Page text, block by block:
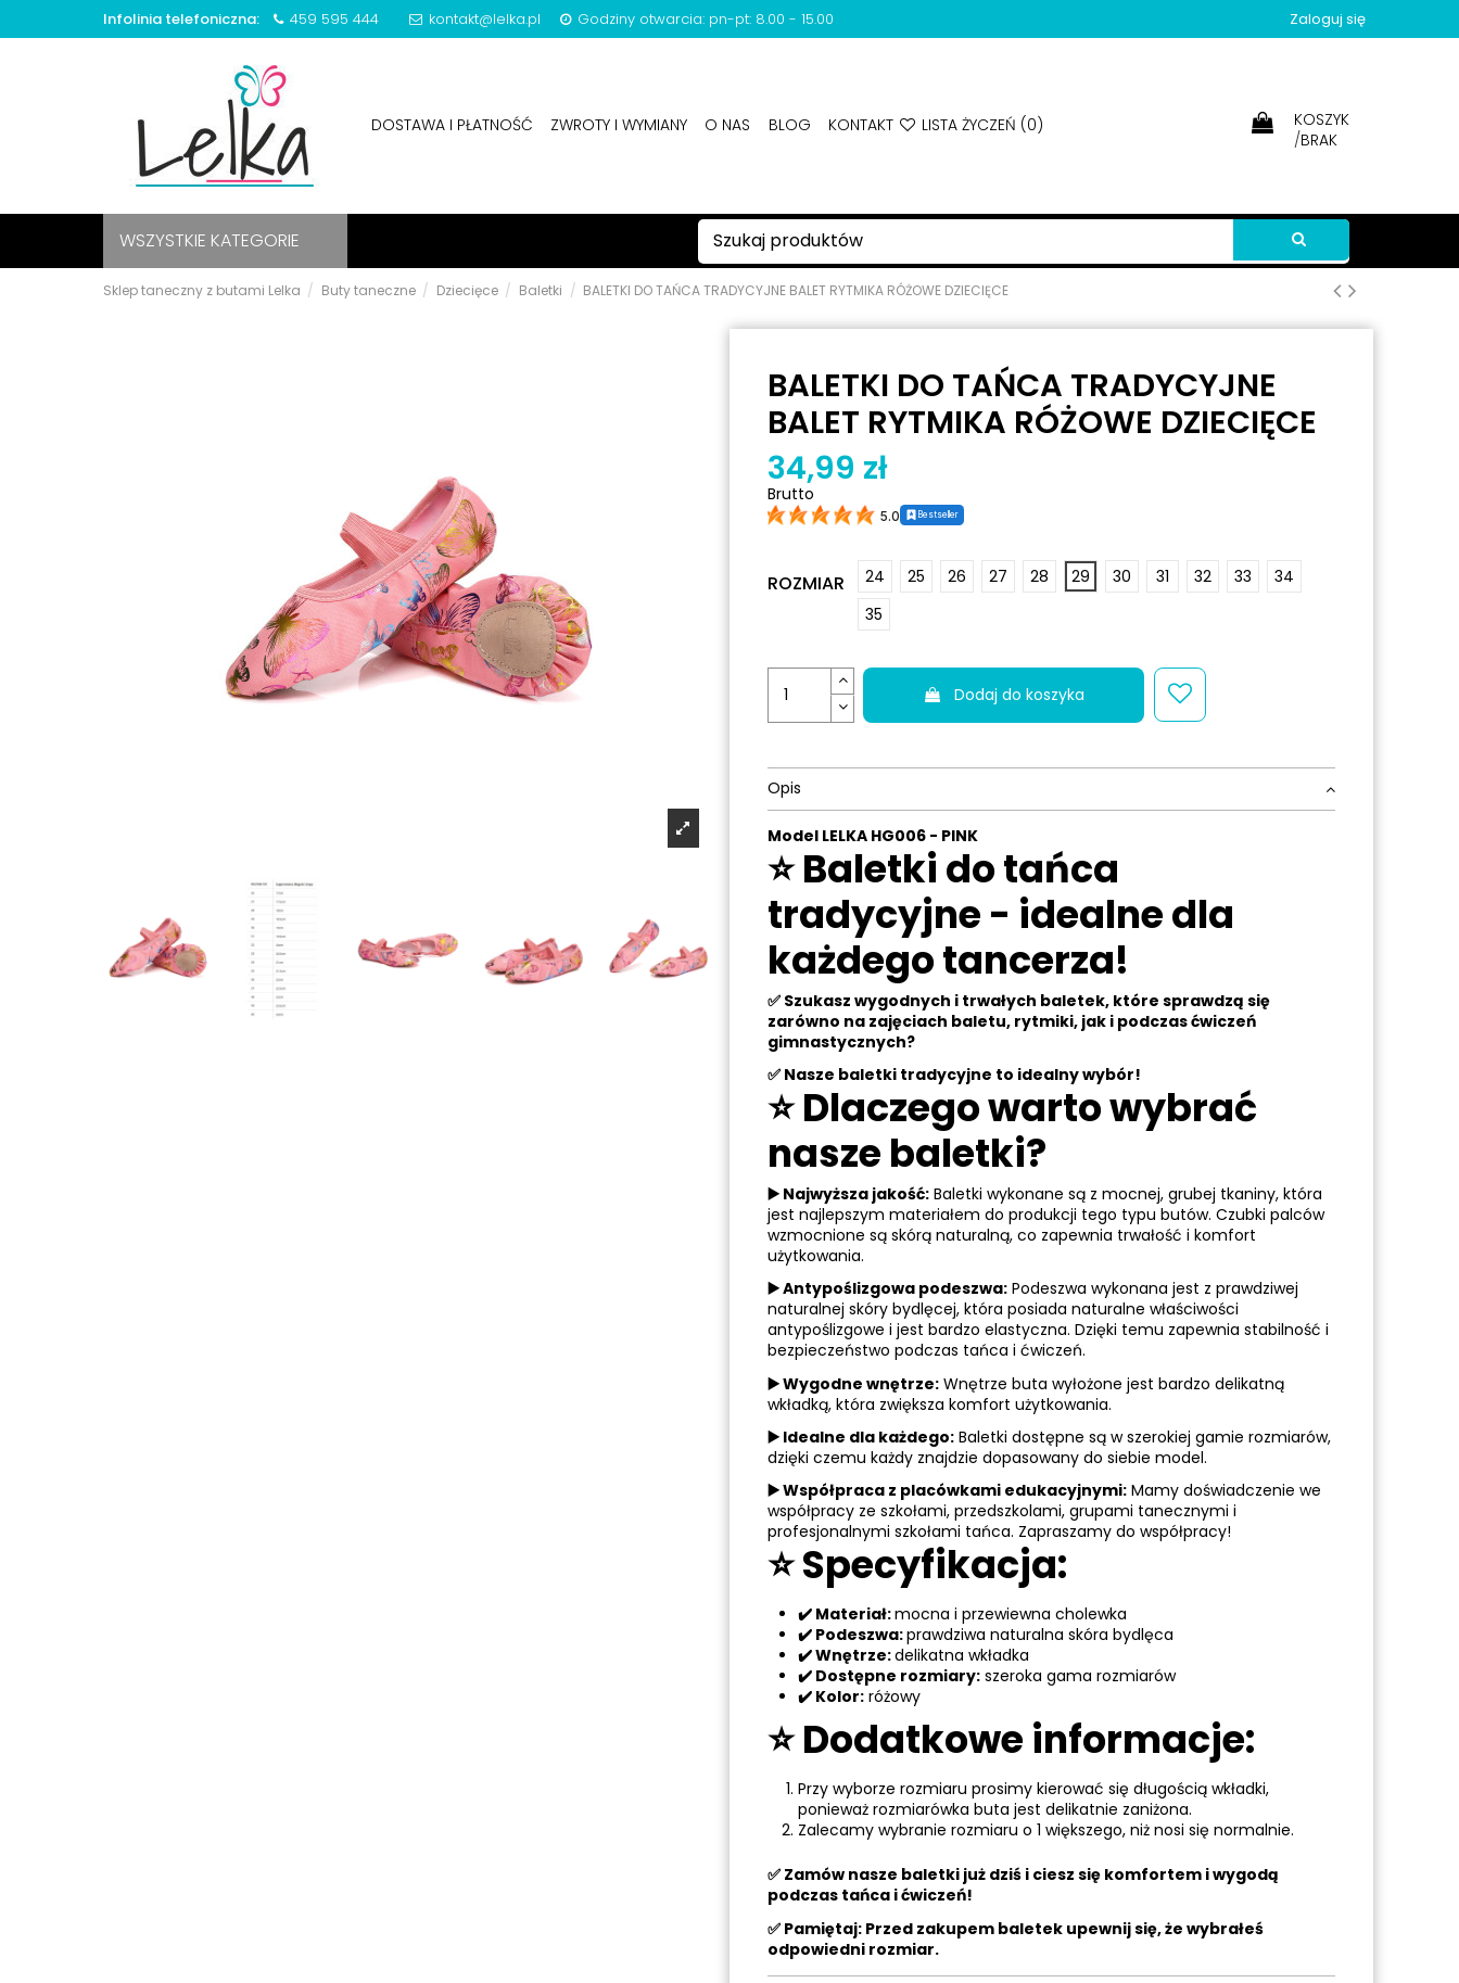
Infolinia telefoniczna: 459 595 444 kontakt@lelka.pl Godziny otwarcia: pn-pt: 8.00 - 15.00 Zaloguj się
DOSTAWA I PŁATNOŚĆ ZWROTY I WYMIANY O NAS BLOG KONTAKT LISTA ŻYCZEŃ (0)
KOSZYK
/BRAK
WSZYSTKIE KATEGORIE
Sklep taneczny z butami Lelka Buty taneczne Dziecięce Baletki BALETKI DO TAŃCA TRADYCYJNE BALET RYTMIKA RÓŻOWE DZIECIĘCE
BALETKI DO TAŃCA TRADYCYJNE
BALET RYTMIKA RÓŻOWE DZIECIĘCE
34,99 zł
Brutto
5.0 Bestseller
ROZMIAR 24 25 26 27 28 29 30 31 32 33
34
35
Dodaj do koszyka
Opis
Model LELKA HG006 - PINK
⭐ Baletki do tańca
tradycyjne - idealne dla
każdego tancerza!
✅ Szukasz wygodnych i trwałych baletek, które sprawdzą się
zarówno na zajęciach baletu, rytmiki, jak i podczas ćwiczeń
gimnastycznych?
✅ Nasze baletki tradycyjne to idealny wybór!
⭐ Dlaczego warto wybrać
nasze baletki?
▶️ Najwyższa jakość: Baletki wykonane są z mocnej, grubej tkaniny, która
jest najlepszym materiałem do produkcji tego typu butów. Czubki palców
wzmocnione są skórą naturalną, co zapewnia trwałość i komfort
użytkowania.
▶️ Antypoślizgowa podeszwa: Podeszwa wykonana jest z prawdziwej
naturalnej skóry bydlęcej, która posiada naturalne właściwości
antypoślizgowe i jest bardzo elastyczna. Dzięki temu zapewnia stabilność i
bezpieczeństwo podczas tańca i ćwiczeń.
▶️ Wygodne wnętrze: Wnętrze buta wyłożone jest bardzo delikatną
wkładką, która zwiększa komfort użytkowania.
▶️ Idealne dla każdego: Baletki dostępne są w szerokiej gamie rozmiarów,
dzięki czemu każdy znajdzie dopasowany do siebie model.
▶️ Współpraca z placówkami edukacyjnymi: Mamy doświadczenie we
współpracy ze szkołami, przedszkolami, grupami tanecznymi i
profesjonalnymi szkołami tańca. Zapraszamy do współpracy!
⭐ Specyfikacja:
✔️ Materiał:mocna i przewiewna cholewka
✔️ Podeszwa:prawdziwa naturalna skóra bydlęca
✔️ Wnętrze:delikatna wkładka
✔️ Dostępne rozmiary: szeroka gama rozmiarów
✔️ Kolor: różowy
⭐ Dodatkowe informacje:
Przy wyborze rozmiaru prosimy kierować się długością wkładki,
ponieważ rozmiarówka buta jest delikatnie zaniżona.
Zalecamy wybranie rozmiaru o 1 większego, niż nosi się normalnie.
✅ Zamów nasze baletki już dziś i ciesz się komfortem i wygodą
podczas tańca i ćwiczeń!
✅ Pamiętaj: Przed zakupem baletek upewnij się, że wybrałeś
odpowiedni rozmiar.